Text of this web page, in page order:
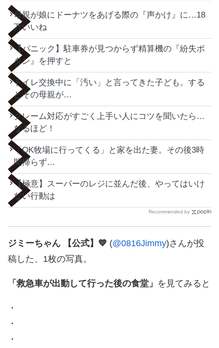
母親が娘にドーナツをあげる際の『声かけ』に…18
万いいね
【パニック】駐車券が見つからず精算機の『紛失ボ
タン』を押すと
トイレ交換中に「汚い」と言ってきた子ども。する
とその母親が…
クレーム対応がすごく上手い人にコツを聞いたら…
なるほど！
「OK牧場に行ってくる」と家を出た妻。その後3時
間帰らず…
【極意】スーパーのレジに並んだ後、やってはいけ
ない行動は
Recommended by
ジミーちゃん 【公式】💙 (@0816Jimmy)さんが投
稿した、1枚の写真。
「救急車が出動して行った後の食堂」 を見てみると
・
・
・